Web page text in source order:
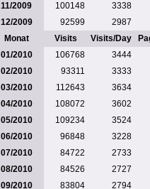
11/2009
100148
3338
12/2009
92599
2987
Monat
Visits Visits/Day
01/2010
106768
3444
02/2010
93311
3333
03/2010
112643
3634
04/2010
108072
3602
05/2010
109234
3524
06/2010
96848
3228
07/2010
84722
2733
08/2010
84526
2727
09/2010
83804 2794